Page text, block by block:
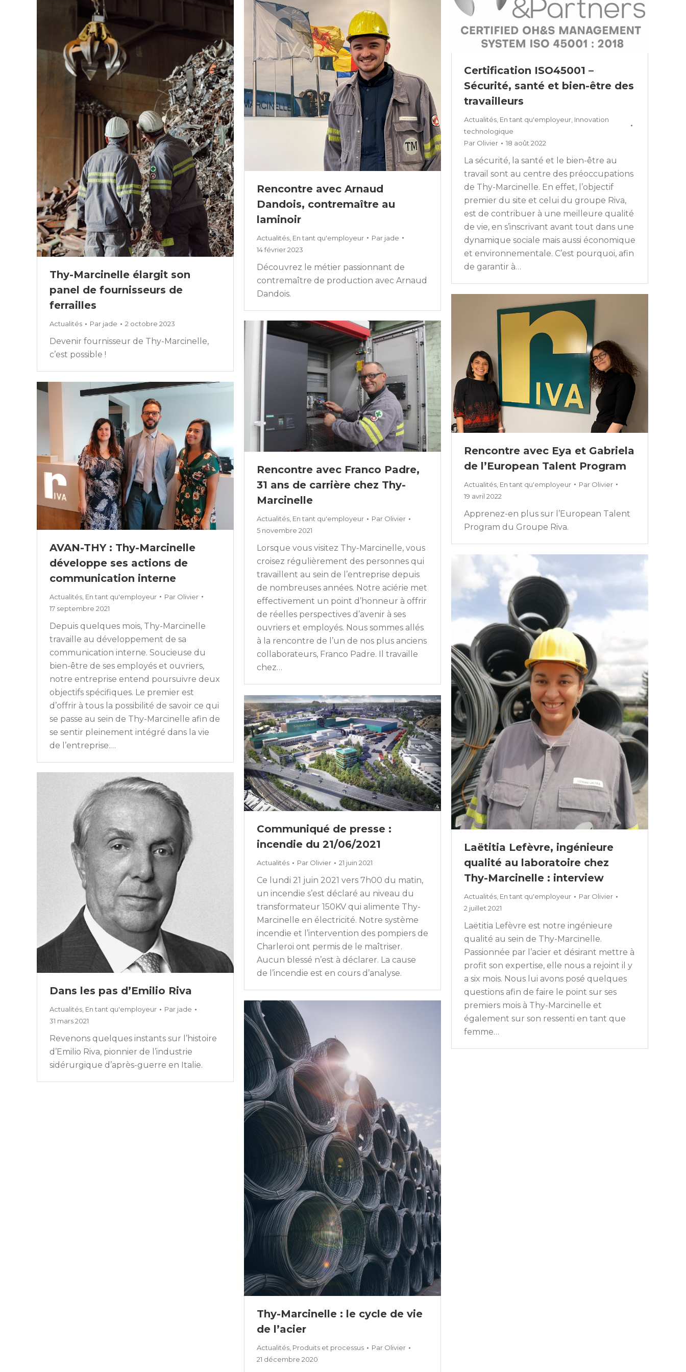
Thy-Marcinelle élargit son
panel de fournisseurs de
ferrailles
Actualités Par jade 2 octobre 2023
Devenir fournisseur de Thy-Marcinelle,
c’est possible !
Rencontre avec Arnaud
Dandois, contremaître au
laminoir
Actualités En tant qu'employeur Par jade
14 février 2023
Découvrez le métier passionnant de
contremaître de production avec Arnaud
Dandois.
Certification ISO45001 –
Sécurité, santé et bien-être des
travailleurs
Actualités, En tant qu'employeur, Innovation
technologique
Par Olivier 18 août 2022
La sécurité, la santé et le bien-être au
travail sont au centre des préoccupations
de Thy-Marcinelle. En effet, l’objectif
premier du site et celui du groupe Riva,
est de contribuer à une meilleure qualité
de vie, en s’inscrivant avant tout dans une
dynamique sociale mais aussi économique
et environnementale. C’est pourquoi, afin
de garantir à…
Rencontre avec Eya et Gabriela
de l’European Talent Program
Actualités En tant qu'employeur Par Olivier
19 avril 2022
Apprenez-en plus sur l’European Talent
Program du Groupe Riva.
Rencontre avec Franco Padre,
31 ans de carrière chez Thy-
Marcinelle
Actualités En tant qu'employeur Par Olivier
5 novembre 2021
Lorsque vous visitez Thy-Marcinelle, vous
croisez régulièrement des personnes qui
travaillent au sein de l’entreprise depuis
de nombreuses années. Notre aciérie met
effectivement un point d’honneur à offrir
de réelles perspectives d’avenir à ses
ouvriers et employés. Nous sommes allés
à la rencontre de l’un de nos plus anciens
collaborateurs, Franco Padre. Il travaille
chez…
AVAN-THY : Thy-Marcinelle
développe ses actions de
communication interne
Actualités En tant qu'employeur Par Olivier
17 septembre 2021
Depuis quelques mois, Thy-Marcinelle
travaille au développement de sa
communication interne. Soucieuse du
bien-être de ses employés et ouvriers,
notre entreprise entend poursuivre deux
objectifs spécifiques. Le premier est
d’offrir à tous la possibilité de savoir ce qui
se passe au sein de Thy-Marcinelle afin de
se sentir pleinement intégré dans la vie
de l’entreprise.…
Laëtitia Lefèvre, ingénieure
qualité au laboratoire chez
Thy-Marcinelle : interview
Actualités, En tant qu'employeur Par Olivier
2 juillet 2021
Laëtitia Lefèvre est notre ingénieure
qualité au sein de Thy-Marcinelle.
Passionnée par l’acier et désirant mettre à
profit son expertise, elle nous a rejoint il y
a six mois. Nous lui avons posé quelques
questions afin de faire le point sur ses
premiers mois à Thy-Marcinelle et
également sur son ressenti en tant que
femme…
Communiqué de presse :
incendie du 21/06/2021
Actualités Par Olivier 21 juin 2021
Ce lundi 21 juin 2021 vers 7h00 du matin,
un incendie s’est déclaré au niveau du
transformateur 150KV qui alimente Thy-
Marcinelle en électricité. Notre système
incendie et l’intervention des pompiers de
Charleroi ont permis de le maîtriser.
Aucun blessé n’est à déclarer. La cause
de l’incendie est en cours d’analyse.
Dans les pas d’Emilio Riva
Actualités En tant qu'employeur Par jade
31 mars 2021
Revenons quelques instants sur l’histoire
d’Emilio Riva, pionnier de l’industrie
sidérurgique d’après-guerre en Italie.
Thy-Marcinelle : le cycle de vie
de l’acier
Actualités Produits et processus Par Olivier
21 décembre 2020